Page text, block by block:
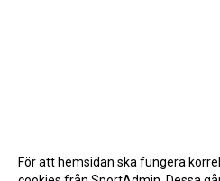
För att hemsidan ska fungera